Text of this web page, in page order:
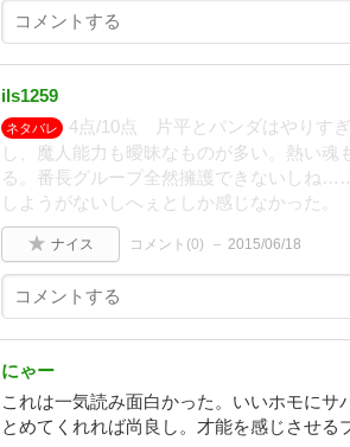
ils1259
ネタバレ
4点/10点 片平とパンダはやりす
し、魔人能力も曖昧なものが多い。熱い
る。番長グループ全然擁護できないしね
しようがないしへぇとしか感じなかった。
ナイス コメント(0) 2015/06/18
にゃー
これは一気読み面白かった。いいホモに
とめてくれれば尚良し。才能を感じさせる